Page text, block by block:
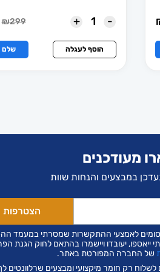
-
+
₪299
המחיר
היה:
₪299.
המחיר
הנוכחי
הוא:
₪249.
הוסף לעגלה שלם
מעודכנים
במבצעים והנחות שוות
לאמצעי ההתקשרות שמסרתי במעמד
יעובדו ויישמרו בהתאם לחוק הגנת
של החברה המפורטת באתר.
לשלוח רק חומר מיקצועי ומבצעים שרלוונטים